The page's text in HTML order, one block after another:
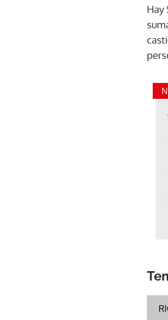
Hay